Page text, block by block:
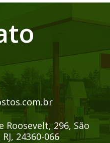
Roosevelt, 296, São
24360-066